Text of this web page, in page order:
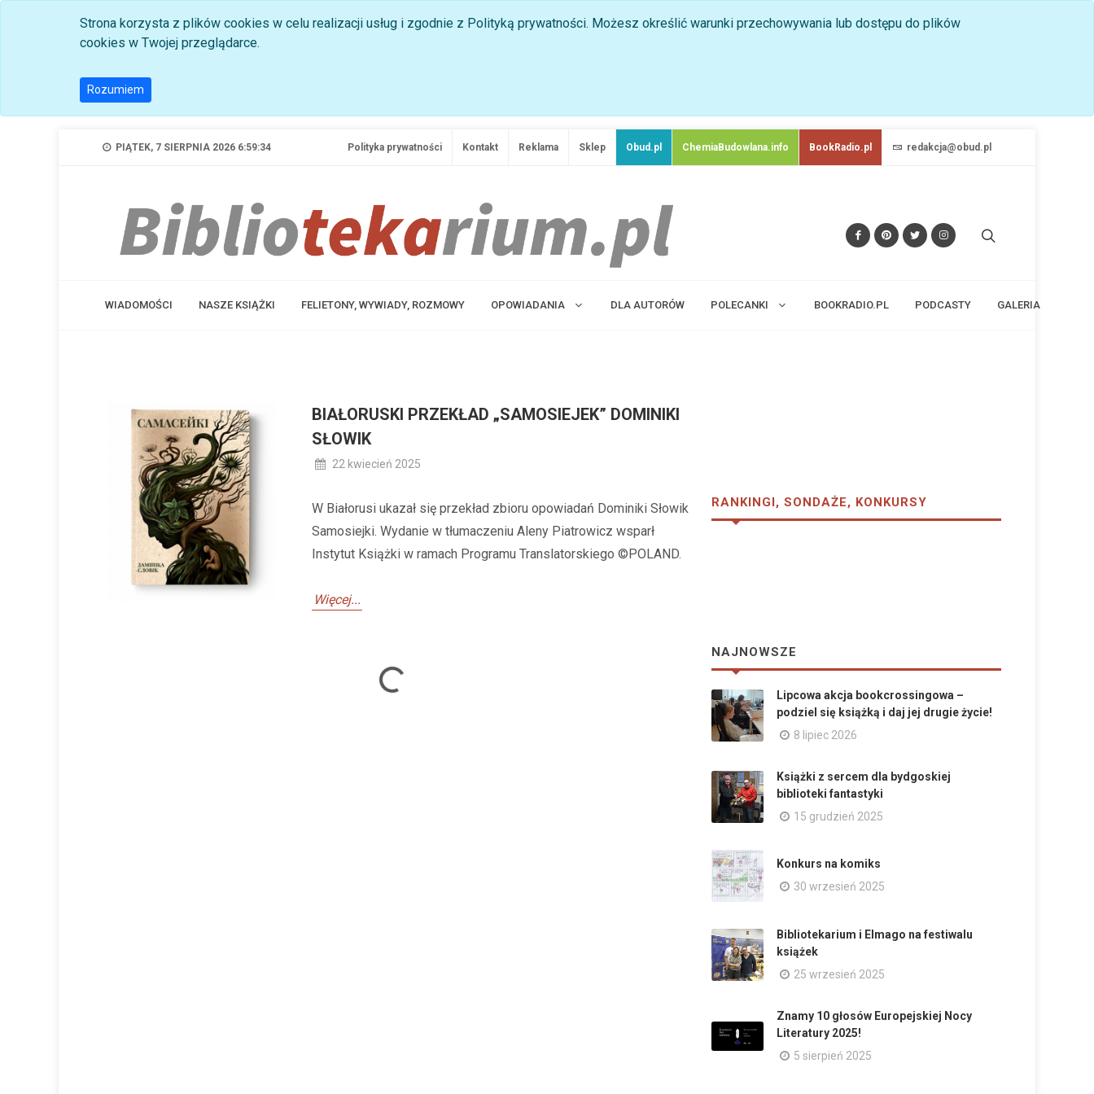
Strona korzysta z plików cookies w celu realizacji usług i zgodnie z Polityką prywatności. Możesz określić warunki przechowywania lub dostępu do plików
cookies w Twojej przeglądarce.
Rozumiem
PIĄTEK, 7 SIERPNIA 2026 6:59:34 Polityka prywatności Kontakt Reklama Sklep Obud.pl ChemiaBudowlana.info BookRadio.pl redakcja@obud.pl
WIADOMOŚCI NASZE KSIĄŻKI FELIETONY, WYWIADY, ROZMOWY OPOWIADANIA DLA AUTORÓW POLECANKI BOOKRADIO.PL PODCASTY GALERIA
BIAŁORUSKI PRZEKŁAD „SAMOSIEJEK” DOMINIKI
SŁOWIK
22 kwiecień 2025
W Białorusi ukazał się przekład zbioru opowiadań Dominiki Słowik
Samosiejki. Wydanie w tłumaczeniu Aleny Piatrowicz wsparł
Instytut Książki w ramach Programu Translatorskiego ©POLAND.
Więcej...
Loading...
RANKINGI, SONDAŻE, KONKURSY
NAJNOWSZE
Lipcowa akcja bookcrossingowa –
podziel się książką i daj jej drugie życie!
8 lipiec 2026
Książki z sercem dla bydgoskiej
biblioteki fantastyki
15 grudzień 2025
Konkurs na komiks
30 wrzesień 2025
Bibliotekarium i Elmago na festiwalu
książek
25 wrzesień 2025
Znamy 10 głosów Europejskiej Nocy
Literatury 2025!
5 sierpień 2025